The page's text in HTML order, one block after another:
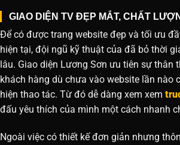
GIAO DIỆN TV ĐẸP MẮT, CHẤT
Để có được trang website đẹp và tối ưu
hiện tại, đội ngũ kỹ thuật của đã bỏ thời
lâu. Giao diện Lương Sơn ưu tiên sự thân
khách hàng dù chưa vào website lần nào
hiện thao tác. Từ đó dễ dàng xem xem
đấu yêu thích của mình một cách nhanh
Ngoài việc có thiết kế đơn giản nhưng